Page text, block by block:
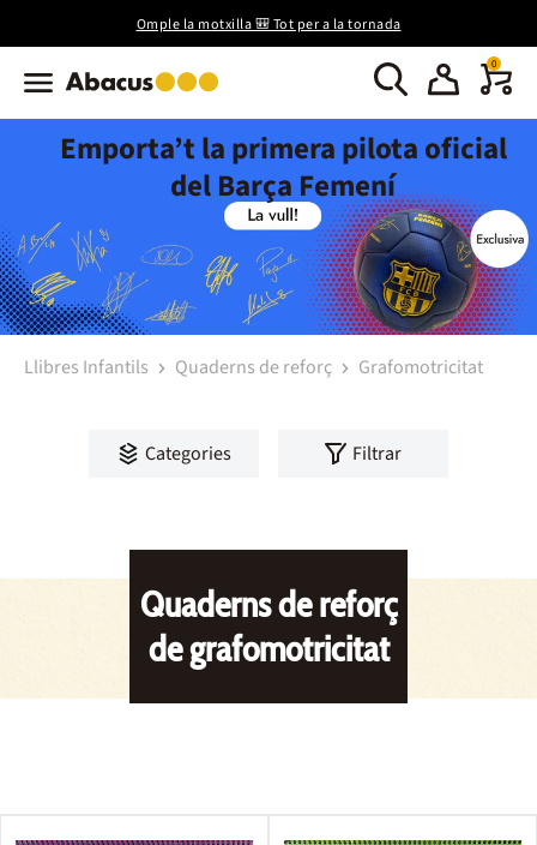
Omple la motxilla 🎒 Tot per a la tornada
0
Emporta’t la primera pilota oficial
del Barça Femení
Llibres Infantils Quaderns de reforç Grafomotricitat
Categories Filtrar
Quaderns de reforç
de grafomotricitat